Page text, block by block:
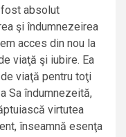
fost absolut
şi îndumnezeirea
acces din nou la
viaţă şi iubire. Ea
viaţă pentru toţi
Sa îndumnezeită,
virtutea
înseamnă esenţa